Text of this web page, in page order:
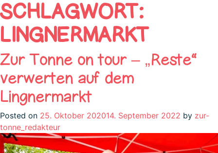
SCHLAGWORT:
LINGNERMARKT
Zur Tonne on tour – „Reste“
verwerten auf dem
Lingnermarkt
Posted on 25. Oktober 202014. September 2022 by zur-
tonne_redakteur